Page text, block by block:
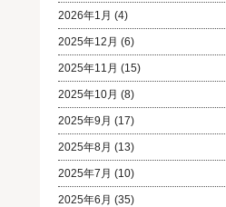
2026年1月 (4)
2025年12月 (6)
2025年11月 (15)
2025年10月 (8)
2025年9月 (17)
2025年8月 (13)
2025年7月 (10)
2025年6月 (35)